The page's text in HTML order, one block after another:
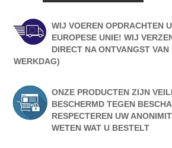
WIJ VOEREN OPDRACHTEN
EUROPESE UNIE! WIJ
DIRECT NA ONTVANGST
WERKDAG)
ONZE PRODUCTEN ZIJN
BESCHERMD TEGEN
RESPECTEREN UW
WETEN WAT U BESTELT